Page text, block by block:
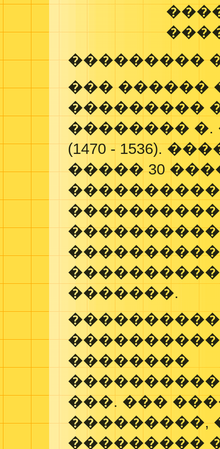
���������
��� ������
���������
��������
(1470 - 1536).
����� 30
�������.
��������
���. ���
���������,
���������